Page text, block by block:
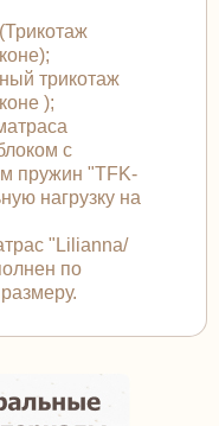
трикотаж
);
с
пружин "TFK-
нагрузку на
"Lilianna/
по